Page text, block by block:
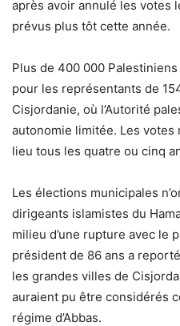
après avoir annulé les votes
prévus plus tôt cette année.
Plus de 400 000
pour les représentants de
Cisjordanie, où l’Autorité
autonomie limitée. Les
lieu tous les quatre ou cinq
Les élections municipales
dirigeants islamistes du
milieu d’une rupture avec le
président de 86 ans a
les grandes villes de
auraient pu être considérés
régime d’Abbas.